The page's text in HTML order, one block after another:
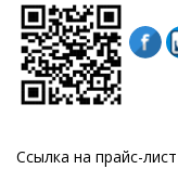
Ссылка на прайс-